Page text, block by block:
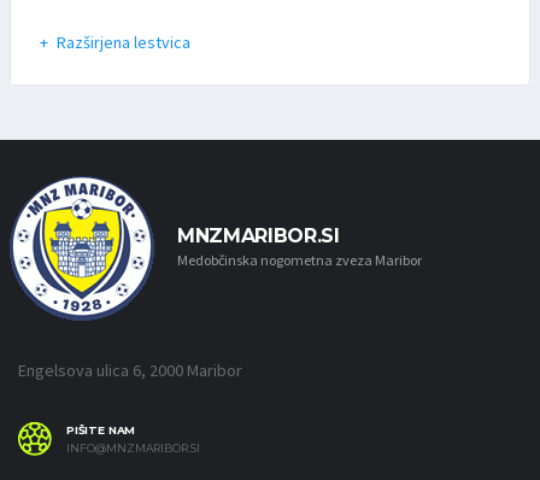
Razširjena lestvica
MNZMARIBOR.SI
Medobčinska nogometna zveza Maribor
Engelsova ulica 6, 2000 Maribor
PIŠITE NAM
INFO@MNZMARIBOR.SI